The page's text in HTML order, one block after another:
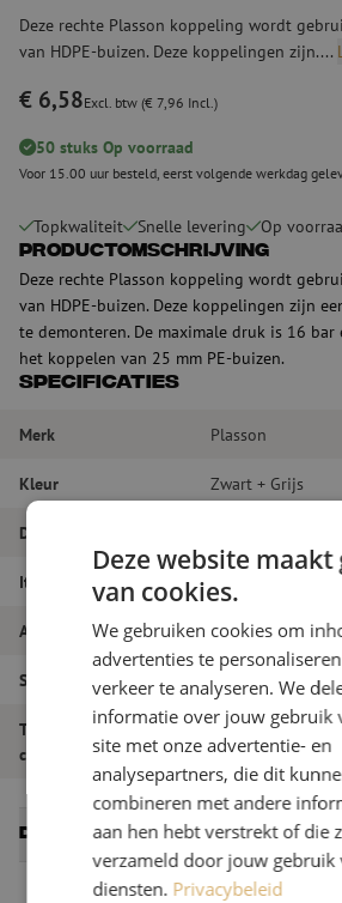
Deze rechte Plasson koppeling wordt
van HDPE-buizen. Deze koppelingen zijn....
€ 6,58Excl. btw (€ 7,96 Incl.)
50 stuks Op voorraad
Voor 15.00 uur besteld, eerst volgende werkdag
Topkwaliteit Snelle levering Op
Productomschrijving
Deze rechte Plasson koppeling wordt
van HDPE-buizen. Deze koppelingen zijn
te demonteren. De maximale druk is 16
het koppelen van 25 mm PE-buizen.
Specificaties
Merk Plasson
Kleur Zwart + Grijs
Diameter
Itemnaam Koppeling, recht,
Artikelnummer M00000019
Soort product Koppelingen -
Type
connector/koppeling
Recht
Datasheets
Deze website
van cookies.
We gebruiken cookies om
advertenties te
verkeer te analyseren. We
informatie over jouw gebruik
site met onze advertentie- en
analysepartners, die dit
combineren met andere
aan hen hebt verstrekt of die
verzameld door jouw gebruik
diensten. Privacybeleid